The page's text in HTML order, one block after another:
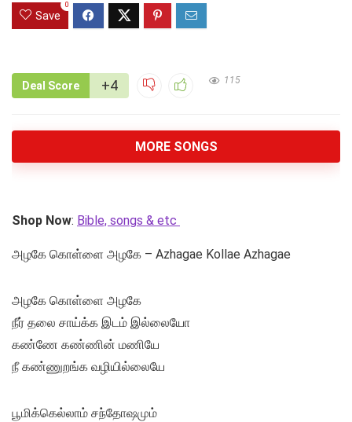
Save
0
Deal Score +4 115
MORE SONGS
Shop Now: Bible, songs & etc
அழகே கொள்ளை அழகே – Azhagae Kollae Azhagae
அழகே கொள்ளை அழகே
நீர் தலை சாய்க்க இடம் இல்லையோ
கண்ணே கண்ணின் மணியே
நீ கண்ணுறங்க வழியில்லையே
பூமிக்கெல்லாம் சந்தோஷமும்